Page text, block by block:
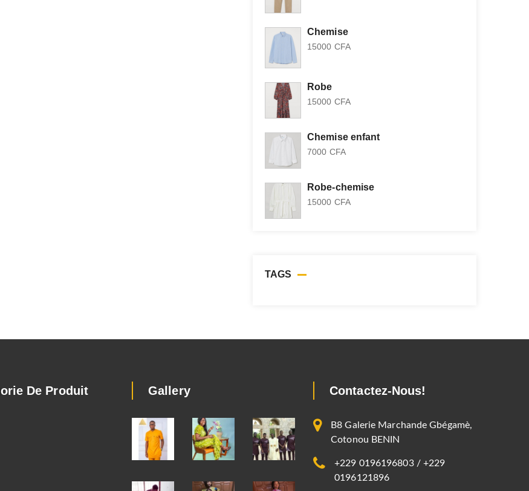
Chemise
15000 CFA
Robe
15000 CFA
Chemise enfant
7000 CFA
Robe-chemise
15000 CFA
TAGS
De Produit Gallery Contactez-Nous!
B8 Galerie Marchande Gbégamè,
Cotonou BENIN
+229 0196196803 / +229
0196121896